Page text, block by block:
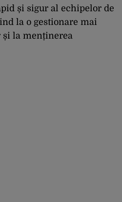
și sigur al echipelor de
la o gestionare mai
și la menținerea